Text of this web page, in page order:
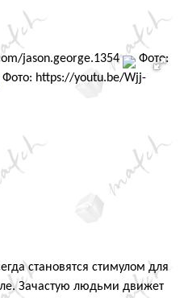
jason.george.1354
Фото:
Фото: https://youtu.be/Wjj-
становятся стимулом для
Зачастую людьми движет